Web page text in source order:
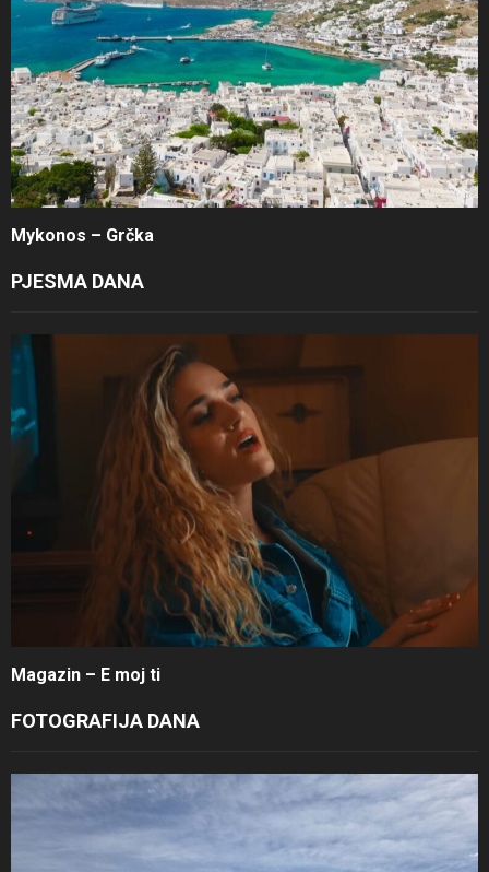
Mykonos – Grčka
PJESMA DANA
Magazin – E moj ti
FOTOGRAFIJA DANA